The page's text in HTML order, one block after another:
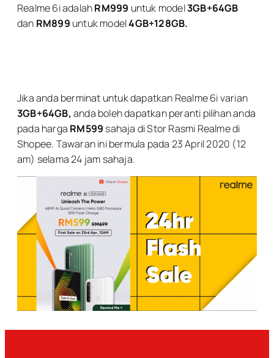
Realme 6i adalahRM999 untuk model3GB+64GB
dan RM899 untuk model4GB+128GB.
Jika anda berminat untuk dapatkan Realme 6i varian
3GB+64GB, anda boleh dapatkan peranti pilihan anda
pada harga RM599sahaja di Stor Rasmi Realme di
Shopee. Tawaran ini bermula pada 23 April 2020 (12
am) selama 24 jam sahaja.